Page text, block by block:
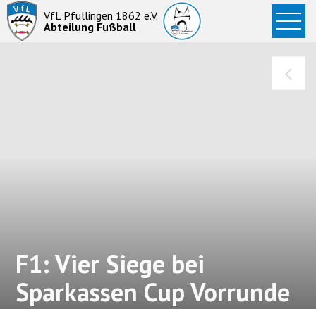
VfL Pfullingen 1862 e.V.
Abteilung Fußball
Startseite
News
F1: Vier Siege bei
Sparkassen Cup Vorrunde